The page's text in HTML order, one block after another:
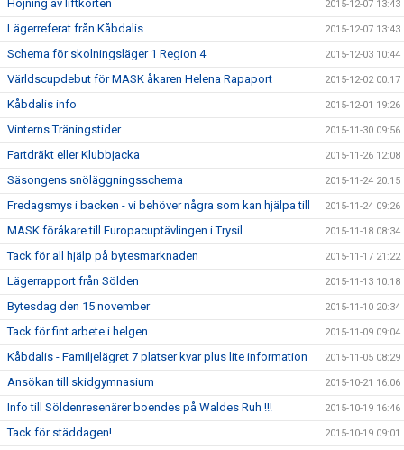
Höjning av liftkorten 2015-12-07 13:43
Lägerreferat från Kåbdalis 2015-12-07 13:43
Schema för skolningsläger 1 Region 4 2015-12-03 10:44
Världscupdebut för MASK åkaren Helena Rapaport 2015-12-02 00:17
Kåbdalis info 2015-12-01 19:26
Vinterns Träningstider 2015-11-30 09:56
Fartdräkt eller Klubbjacka 2015-11-26 12:08
Säsongens snöläggningsschema 2015-11-24 20:15
Fredagsmys i backen - vi behöver några som kan hjälpa till 2015-11-24 09:26
MASK föråkare till Europacuptävlingen i Trysil 2015-11-18 08:34
Tack för all hjälp på bytesmarknaden 2015-11-17 21:22
Lägerrapport från Sölden 2015-11-13 10:18
Bytesdag den 15 november 2015-11-10 20:34
Tack för fint arbete i helgen 2015-11-09 09:04
Kåbdalis - Familjelägret 7 platser kvar plus lite information 2015-11-05 08:29
Ansökan till skidgymnasium 2015-10-21 16:06
Info till Söldenresenärer boendes på Waldes Ruh !!! 2015-10-19 16:46
Tack för städdagen! 2015-10-19 09:01